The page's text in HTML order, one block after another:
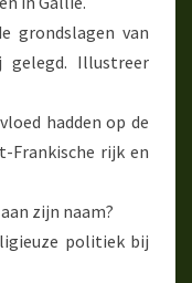
grondslagen van
gelegd. Illustreer
hadden op de
Frankische rijk en
zijn naam?
politiek bij